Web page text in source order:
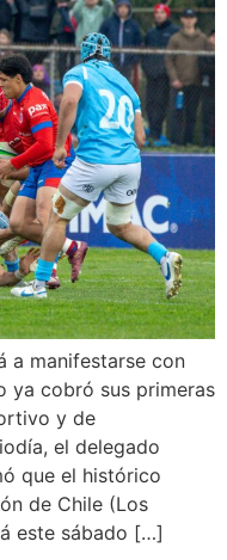
a manifestarse con
ya cobró sus primeras
y de
el delegado
que el histórico
de Chile (Los
este sábado […]